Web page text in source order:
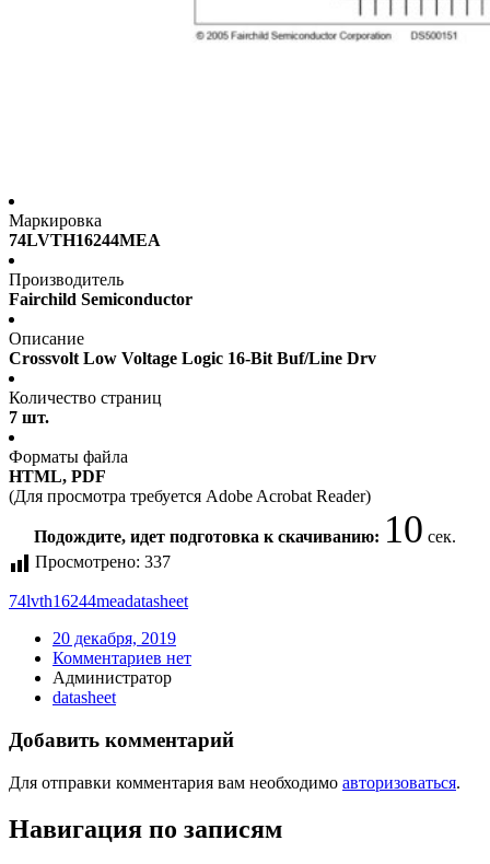
Маркировка
74LVTH16244MEA
Производитель
Fairchild Semiconductor
Описание
Crossvolt Low Voltage Logic 16-Bit Buf/Line Drv
Количество страниц
7 шт.
Форматы файла
HTML, PDF
(Для просмотра требуется Adobe Acrobat Reader)
Подождите, идет подготовка к скачиванию: 10 сек.
Просмотрено: 337
74lvth16244meadatasheet
20 декабря, 2019
Комментариев нет
Администратор
datasheet
Добавить комментарий
Для отправки комментария вам необходимо авторизоваться.
Навигация по записям